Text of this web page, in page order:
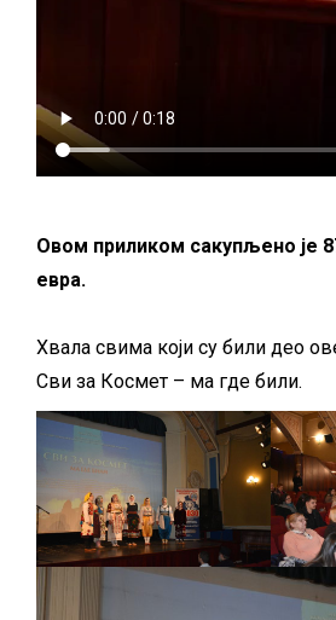
Овом приликом сакупљено је
евра.
Хвала свима који су били део
Сви за Космет – ма где били.